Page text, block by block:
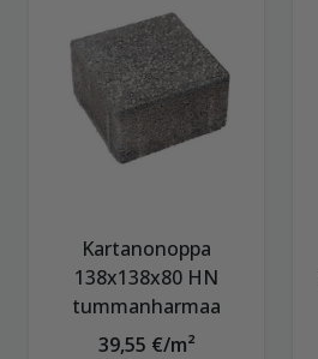
Kartanonoppa
138x138x80 HN
tummanharmaa
39,55 €/m²